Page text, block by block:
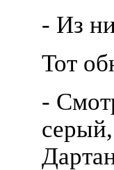
- Из
Тот
-